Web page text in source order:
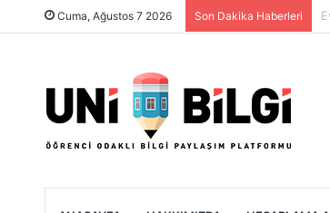
Cuma, Ağustos 7 2026 Son Dakika Haberleri